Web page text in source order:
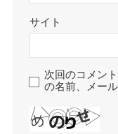
サイト
次回のコメン
の名前、メー